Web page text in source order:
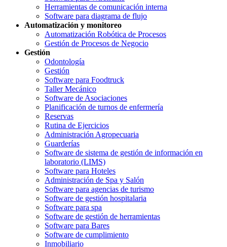
Herramientas de comunicación interna
Software para diagrama de flujo
Automatización y monitoreo
Automatización Robótica de Procesos
Gestión de Procesos de Negocio
Gestión
Odontología
Gestión
Software para Foodtruck
Taller Mecánico
Software de Asociaciones
Planificación de turnos de enfermería
Reservas
Rutina de Ejercicios
Administración Agropecuaria
Guarderías
Software de sistema de gestión de información en
laboratorio (LIMS)
Software para Hoteles
Administración de Spa y Salón
Software para agencias de turismo
Software de gestión hospitalaria
Software para spa
Software de gestión de herramientas
Software para Bares
Software de cumplimiento
Inmobiliario